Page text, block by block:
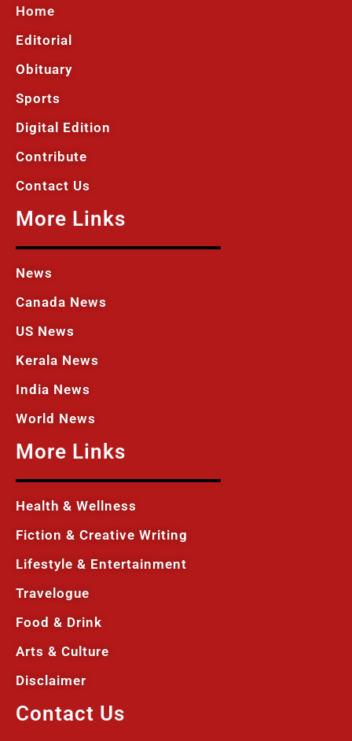
Home
Editorial
Obituary
Sports
Digital Edition
Contribute
Contact Us
More Links
News
Canada News
US News
Kerala News
India News
World News
More Links
Health & Wellness
Fiction & Creative Writing
Lifestyle & Entertainment
Travelogue
Food & Drink
Arts & Culture
Disclaimer
Contact Us